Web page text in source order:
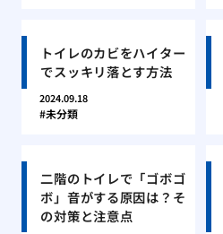
トイレのカビをハイター
でスッキリ落とす方法
2024.09.18
未分類
二階のトイレで「ゴボゴ
ボ」音がする原因は？そ
の対策と注意点